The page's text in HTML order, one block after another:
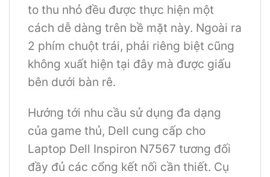
to thu nhỏ đều được thực hiện một
cách dễ dàng trên bề mặt này. Ngoài ra
2 phím chuột trái, phải riêng biệt cũng
không xuất hiện tại đây mà được giấu
bên dưới bàn rê.
Hướng tới nhu cầu sử dụng đa dạng
của game thủ, Dell cung cấp cho
Laptop Dell Inspiron N7567 tương đối
đầy đủ các cổng kết nối cần thiết. Cụ